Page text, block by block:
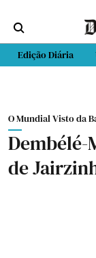
Edição Diária
O Mundial Visto da
Dembélé-
de